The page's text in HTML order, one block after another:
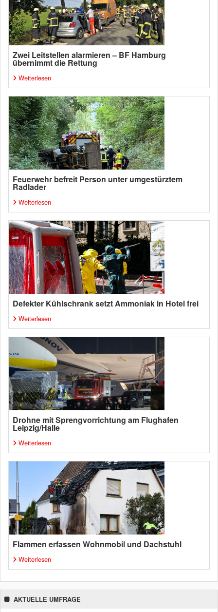
Zwei Leitstellen alarmieren – BF Hamburg
übernimmt die Rettung
Weiterlesen
Feuerwehr befreit Person unter umgestürztem
Radlader
Weiterlesen
Defekter Kühlschrank setzt Ammoniak in Hotel frei
Weiterlesen
Drohne mit Sprengvorrichtung am Flughafen
Leipzig/Halle
Weiterlesen
Flammen erfassen Wohnmobil und Dachstuhl
Weiterlesen
AKTUELLE UMFRAGE